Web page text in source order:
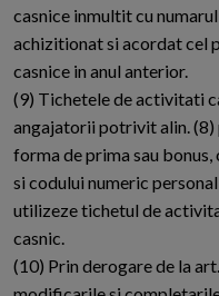
casnice inmultit cu
achizitionat si acordat cel
casnice in anul anterior.
(9) Tichetele de activitati
angajatorii potrivit alin.
forma de prima sau
si codului numeric
utilizeze tichetul de
casnic.
(10) Prin derogare de la